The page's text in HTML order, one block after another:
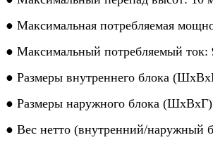
● Максимальная потребляемая
● Максимальный потребляемый ток:
● Размеры внутреннего блока
● Размеры наружного блока
● Вес нетто (внутренний/наружный